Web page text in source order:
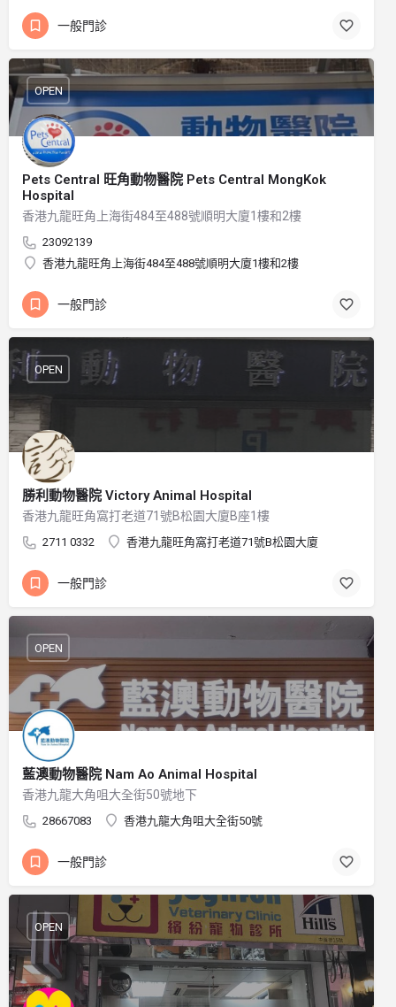
一般門診
Pets Central 旺角動物醫院 Pets Central MongKok
Hospital
香港九龍旺角上海街484至488號順明大廈1樓和2樓
23092139
香港九龍旺角上海街484至488號順明大廈1樓和2樓
OPEN
一般門診
勝利動物醫院 Victory Animal Hospital
香港九龍旺角窩打老道71號B松園大廈B座1樓
2711 0332 香港九龍旺角窩打老道71號B松園大廈
OPEN
一般門診
藍澳動物醫院 Nam Ao Animal Hospital
香港九龍大角咀大全街50號地下
28667083 香港九龍大角咀大全街50號
OPEN
一般門診
OPEN